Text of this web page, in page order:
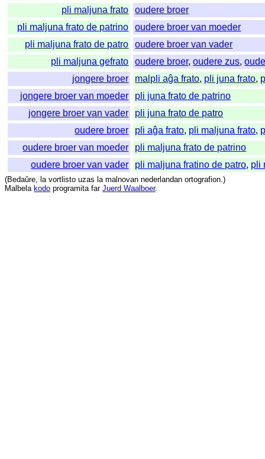
pli maljuna frato
oudere broer
pli maljuna frato de patrino
oudere broer van moeder
pli maljuna frato de patro
oudere broer van vader
pli maljuna gefrato
oudere broer,oudere zus,
jongere broer
malpli aĝa frato, pli juna frato,
jongere broer van moeder
pli juna frato de patrino
jongere broer van vader
pli juna frato de patro
oudere broer
pli aĝa frato, pli maljuna frato,
oudere broer van moeder
pli maljuna frato de patrino
oudere broer van vader
pli maljuna fratino de patro, pli
(Bedaŭre, la vortlisto uzas la malnovan nederlandan ortografion.)
Malbela kodo programita far Juerd Waalboer.